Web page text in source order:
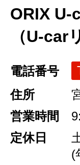
ORIX U-
（U-car
電話番号
住所
営業時間
定休日
(